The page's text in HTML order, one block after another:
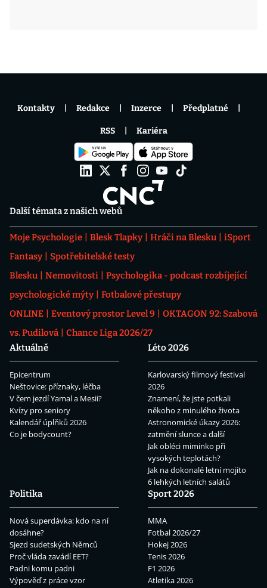
Další témata z našich webů
Moje Psychologie Blesk Tlapky Hráči na Blesku
iSport
Fantasy
Spotřebitelské testy
Blesku
Nemovitosti
Psychologika - podcast rozbíjející
psychologické mýty
Fotbalové přestupy
ONLINE
Eventový prostor Level 9
OKTAGON 92: Szabová
vs. Pudilová
Chance Liga 2026/27
Aktuálně
Epicentrum
Neštovice: příznaky, léčba
V čem jezdí Yamal a Mesii?
Kvízy pro seniory
Kalendář úplňků 2026
Co je bodycount?
Léto 2026
Karlovarský filmový festival
2026
Znamení, že jste potkali
někoho z minulého života
Astronomické úkazy 2026:
zatmění slunce a další
Jak obléci miminko při
vysokých teplotách?
Jak na dokonalé letní mojito
6 lehkých letních salátů
Politika
Nová superdávka: kdo na ní
dosáhne?
Sjezd sudetských Němců
Proč vláda zavádí EET?
Padni komu padni
Výpověď z práce vzor
Sport 2026
MMA
Fotbal 2026/27
Hokej 2026
Tenis 2026
F1 2026
Atletika 2026
Kontakty Redakce Inzerce Předplatné
RSS Kariéra